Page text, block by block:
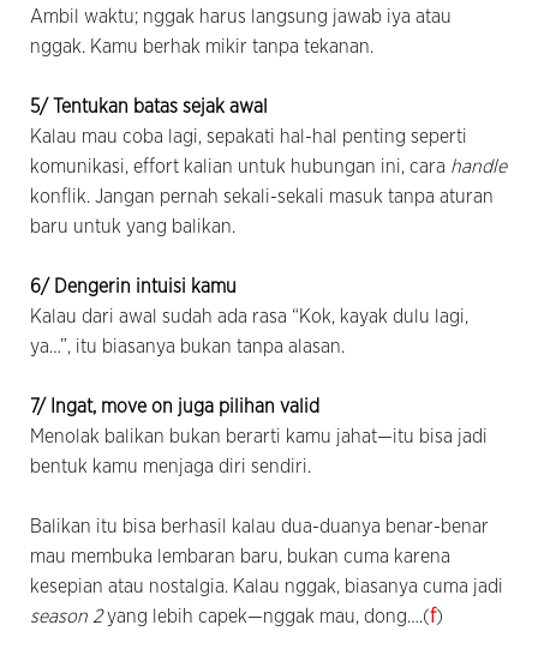
Ambil waktu; nggak harus langsung jawab iya atau
nggak. Kamu berhak mikir tanpa tekanan.
5/ Tentukan batas sejak awal
Kalau mau coba lagi, sepakati hal-hal penting seperti
komunikasi, effort kalian untuk hubungan ini, cara handle
konflik. Jangan pernah sekali-sekali masuk tanpa aturan
baru untuk yang balikan.
6/ Dengerin intuisi kamu
Kalau dari awal sudah ada rasa “Kok, kayak dulu lagi,
ya…”, itu biasanya bukan tanpa alasan.
7/ Ingat, move on juga pilihan valid
Menolak balikan bukan berarti kamu jahat—itu bisa jadi
bentuk kamu menjaga diri sendiri.
Balikan itu bisa berhasil kalau dua-duanya benar-benar
mau membuka lembaran baru, bukan cuma karena
kesepian atau nostalgia. Kalau nggak, biasanya cuma jadi
season 2yang lebih capek—nggak mau, dong….(f)